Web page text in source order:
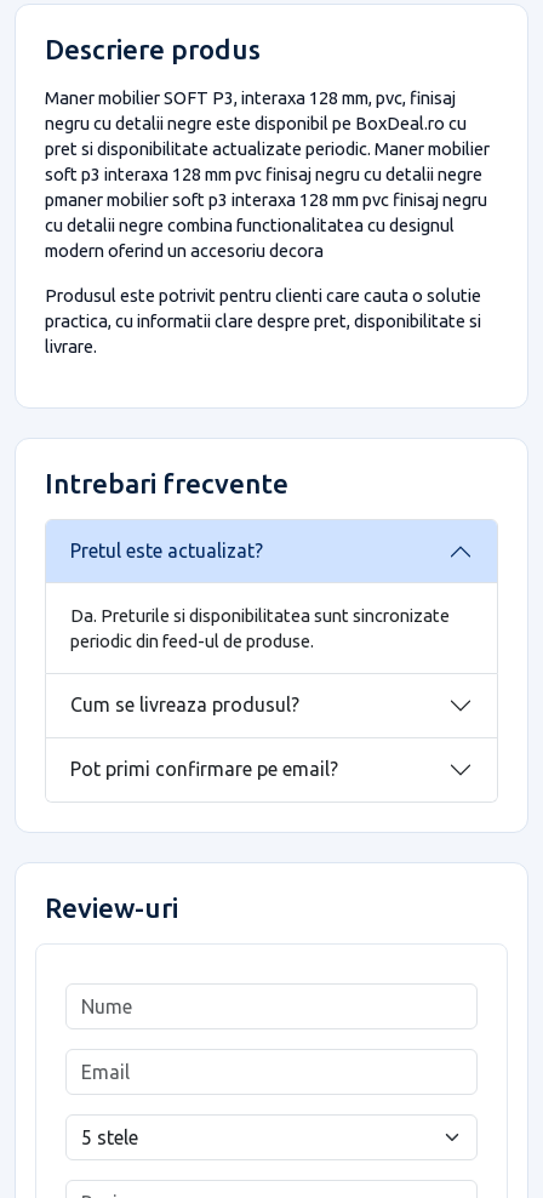
Descriere produs
Maner mobilier SOFT P3, interaxa 128 mm, pvc, finisaj
negru cu detalii negre este disponibil pe BoxDeal.ro cu
pret si disponibilitate actualizate periodic. Maner mobilier
soft p3 interaxa 128 mm pvc finisaj negru cu detalii negre
pmaner mobilier soft p3 interaxa 128 mm pvc finisaj negru
cu detalii negre combina functionalitatea cu designul
modern oferind un accesoriu decora
Produsul este potrivit pentru clienti care cauta o solutie
practica, cu informatii clare despre pret, disponibilitate si
livrare.
Intrebari frecvente
Pretul este actualizat?
Da. Preturile si disponibilitatea sunt sincronizate
periodic din feed-ul de produse.
Cum se livreaza produsul?
Pot primi confirmare pe email?
Review-uri